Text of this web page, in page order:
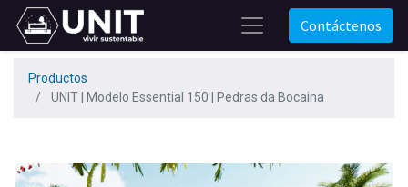
Contáctenos
Productos
UNIT | Modelo Essential 150 | Pedras da Bocaina